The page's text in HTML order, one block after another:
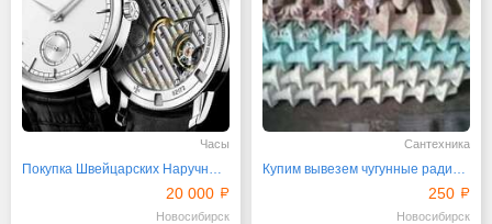
Часы
Покупка Швейцарских Наручных Часов Новых и Б У
20 000
Новосибирск
Сантехника
Купим вывезем чугунные радиаторы батареи и ванны
250
Новосибирск